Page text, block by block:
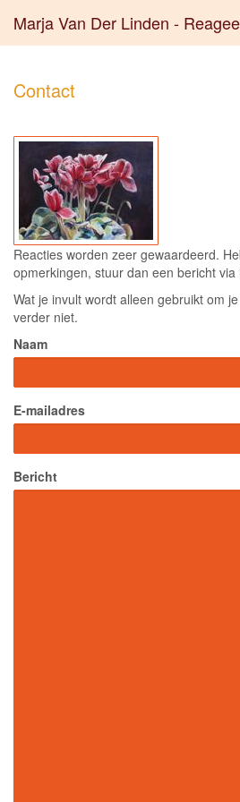
Marja Van Der Linden -
Contact
Reacties worden zeer gewaardeerd.
opmerkingen, stuur dan een bericht
Wat je invult wordt alleen gebruikt om
verder niet.
Naam
E-mailadres
Bericht